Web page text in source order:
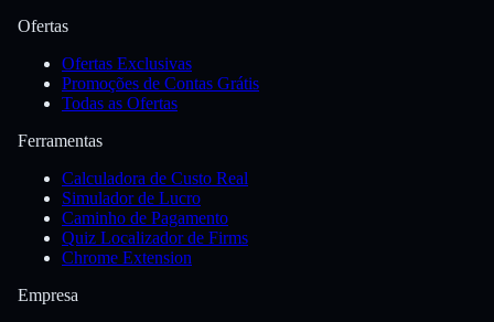
Ofertas
Ofertas Exclusivas
Promoções de Contas Grátis
Todas as Ofertas
Ferramentas
Calculadora de Custo Real
Simulador de Lucro
Caminho de Pagamento
Quiz Localizador de Firms
Chrome Extension
Empresa